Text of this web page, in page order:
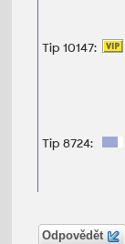
Tip 10147:
Tip 8724:
Odpovědět